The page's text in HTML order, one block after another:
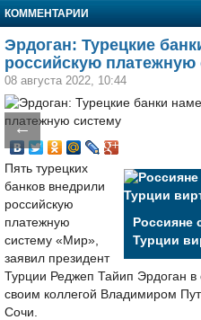
КОММЕНТАРИИ
Эрдоган: Турецкие
российскую платежную
08 августа 2022, 10:44
←
Россияне
Турции
Пять турецких
банков внедрили
российскую
платежную
систему «Мир»,
заявил президент
Турции Реджеп Тайип Эрдоган в
своим коллегой Владимиром
Сочи.